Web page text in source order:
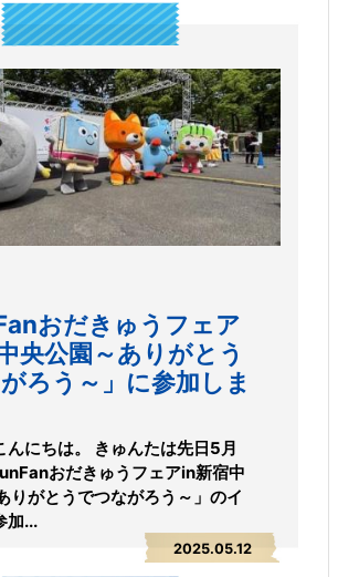
おだきゅうフェア
央公園～ありがとう
ろう～」に参加しま
んにちは。 きゅんたは先日5月
おだきゅうフェアin新宿中
りがとうでつながろう～」のイ
加...
2025.05.12